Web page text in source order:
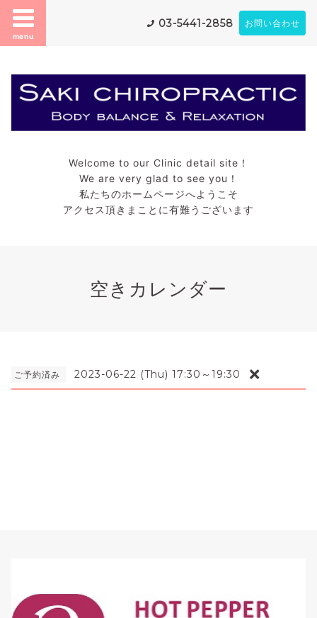
menu
03-5441-2858 お問い合わせ
Welcome to our Clinic detail site！
We are very glad to see you！
私たちのホームページへようこそ
アクセス頂きまことに有難うございます
空きカレンダー
ご予約済み 2023-06-22 (Thu) 17:30～19:30 ❌